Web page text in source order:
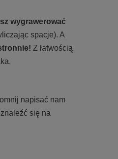
wygrawerować
spacje). A
Z łatwością
napisać nam
się na